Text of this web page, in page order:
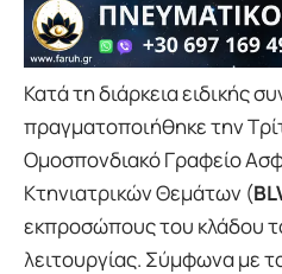
Κατά τη διάρκεια ειδικής
πραγματοποιήθηκε την
Ομοσπονδιακό Γραφείο
Κτηνιατρικών Θεμάτων (
εκπροσώπους του κλάδου
λειτουργίας. Σύμφωνα με